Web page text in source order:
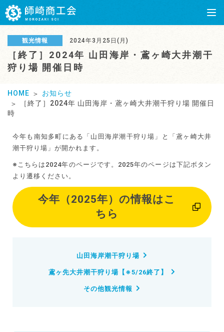
観光情報 2024年3月25日(月)
［終了］2024年 山田海岸・鳶ヶ崎大井潮干
狩り場 開催日時
HOME
お知らせ
［終了］2024年 山田海岸・鳶ヶ崎大井潮干狩り場 開催日
時
今年も南知多町にある「山田海岸潮干狩り場」と「鳶ヶ崎大井
潮干狩り場」が開かれます。
※こちらは2024年のページです。2025年のページは下記ボタン
より遷移ください。
今年（2025年）の情報はこ
ちら
山田海岸潮干狩り場
鳶ヶ先大井潮干狩り場【※5/26終了】
その他観光情報